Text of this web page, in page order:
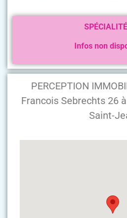
PERCEPTION
Francois Sebrechts 26
Saint-
Infos non